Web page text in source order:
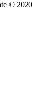
© 2020